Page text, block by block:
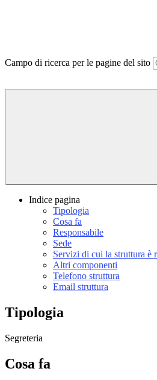
Campo di ricerca per le pagine del sito
Indice pagina
Tipologia
Cosa fa
Responsabile
Sede
Servizi di cui la struttura è
Altri componenti
Telefono struttura
Email struttura
Tipologia
Segreteria
Cosa fa